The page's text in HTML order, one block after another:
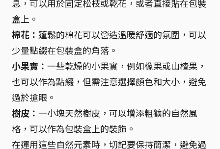
息，可以用於固定松枝或乾花，或者直接貼在包裝
盒上。
棉花： 蓬鬆的棉花可以營造溫暖舒適的氛圍，可以
少量點綴在包裝盒的角落。
小果實： 一些乾燥的小果實，例如橡果或山楂果，
也可以作為點綴，但需注意選擇顏色和大小，避免
過於搶眼。
樹皮： 一小塊天然樹皮，可以增添粗獷的自然風
格，可以作為包裝盒上的裝飾。
在運用這些自然元素時，切記要保持簡潔，避免過